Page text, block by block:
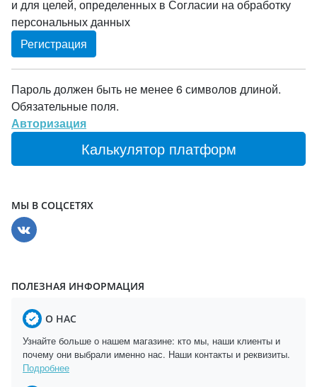
и для целей, определенных в Согласии на обработку
персональных данных
Пароль должен быть не менее 6 символов длиной.
Обязательные поля.
Авторизация
Калькулятор платформ
МЫ В СОЦСЕТЯХ
ПОЛЕЗНАЯ ИНФОРМАЦИЯ
О НАС
Узнайте больше о нашем магазине: кто мы, наши клиенты и
почему они выбрали именно нас. Наши контакты и реквизиты.
Подробнее